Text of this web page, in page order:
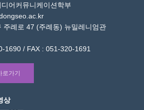
어커뮤니케이션학부
주례로 47 (주례동) 뉴밀레니엄관
1690 / FAX : 051-320-1691
로가기
상